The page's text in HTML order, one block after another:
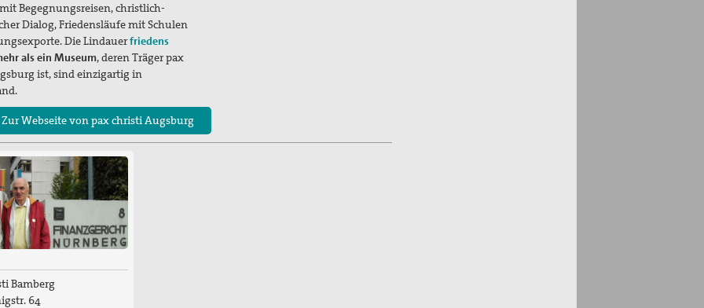
Begegnungsreisen, christlich-
Dialog, Friedensläufe mit Schulen
Die Lindauerfriedens
als ein Museum, deren Träger pax
ist, sind einzigartig in
Zur Webseite von pax christi Augsburg
Bamberg
64